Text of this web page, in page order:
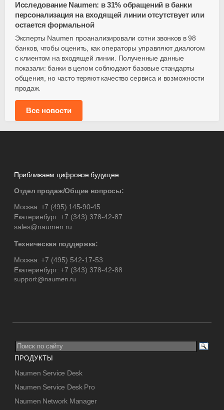
Исследование Naumen: в 31% обращений в банки
персонализация на входящей линии отсутствует или
остается формальной
Эксперты Naumen проанализировали сотни звонков в 98
банков, чтобы оценить, как операторы управляют диалогом
с клиентом на входящей линии. Полученные данные
показали: банки в целом соблюдают базовые стандарты
общения, но часто теряют качество сервиса и возможности
продаж.
Все новости
Приближаем цифровое будущее
Отдел продаж/Общие вопросы:
Москва: +7 (495) 145-90-45
Екатеринбург:+7 (343) 378-42-87
sales@naumen.ru
Техническая поддержка:
Москва: +7 (495) 542-17-53
Екатеринбург:+7 (343) 378-42-88
ПРОДУКТЫ
Naumen Service Desk
Naumen Service Desk Pro
Naumen Network Manager